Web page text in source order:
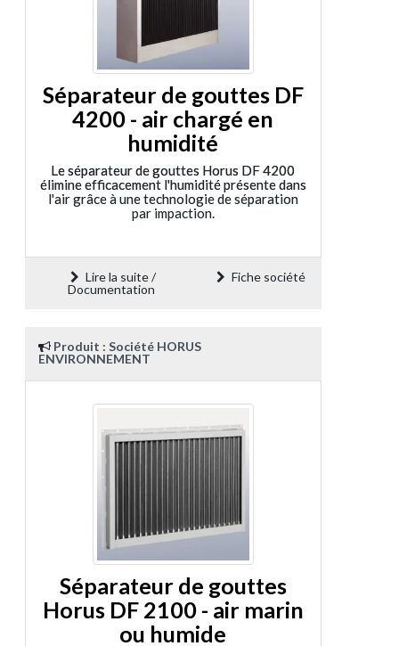
Séparateur de gouttes DF
4200 - air chargé en
humidité
Le séparateur de gouttes Horus DF 4200
élimine efficacement l'humidité présente dans
l'air grâce à une technologie de séparation
par impaction.
Lire la suite /
Documentation
Fiche société
Produit : Société HORUS
ENVIRONNEMENT
Séparateur de gouttes
Horus DF 2100 - air marin
ou humide